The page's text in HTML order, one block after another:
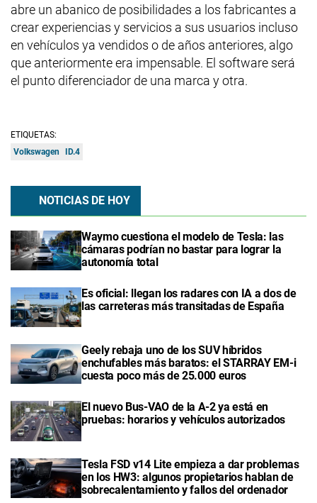
abre un abanico de posibilidades a los fabricantes a
crear experiencias y servicios a sus usuarios incluso
en vehículos ya vendidos o de años anteriores, algo
que anteriormente era impensable. El software será
el punto diferenciador de una marca y otra.
ETIQUETAS:
Volkswagen
ID.4
NOTICIAS DE HOY
Waymo cuestiona el modelo de Tesla: las
cámaras podrían no bastar para lograr la
autonomía total
Es oficial: llegan los radares con IA a dos de
las carreteras más transitadas de España
Geely rebaja uno de los SUV híbridos
enchufables más baratos: el STARRAY EM-i
cuesta poco más de 25.000 euros
El nuevo Bus-VAO de la A-2 ya está en
pruebas: horarios y vehículos autorizados
Tesla FSD v14 Lite empieza a dar problemas
en los HW3: algunos propietarios hablan de
sobrecalentamiento y fallos del ordenador